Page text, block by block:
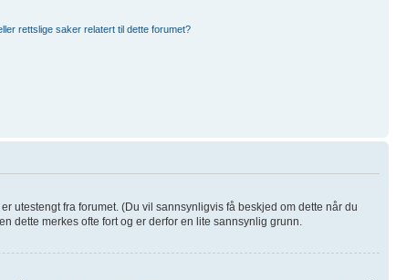
rettslige saker relatert til dette forumet?
utestengt fra forumet. (Du vil sannsynligvis få beskjed om dette når du
dette merkes ofte fort og er derfor en lite sannsynlig grunn.